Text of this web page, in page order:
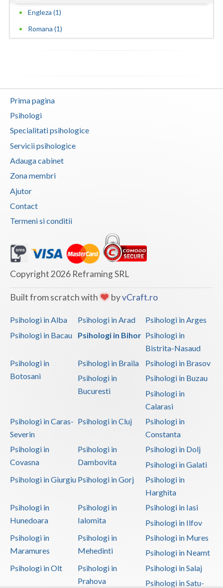
Engleza (1)
Romana (1)
Prima pagina
Psihologi
Specialitati psihologice
Servicii psihologice
Adauga cabinet
Zona membri
Ajutor
Contact
Termeni si conditii
Copyright 2026 Reframing SRL
Built from scratch with byvCraft.ro
Psihologi in Alba Psihologi in Arad
Psihologi in Arges
Psihologi in Bacau
Psihologi in Bihor Psihologi in
Bistrita-Nasaud
Psihologi in
Botosani
Psihologi in Braila
Psihologi in Brasov
Psihologi in
Bucuresti
Psihologi in Buzau
Psihologi in
Calarasi
Psihologi in Caras-
Severin
Psihologi in Cluj
Psihologi in
Constanta
Psihologi in
Covasna
Psihologi in
Dambovita
Psihologi in Dolj
Psihologi in Galati
Psihologi in Giurgiu Psihologi in Gorj
Psihologi in
Harghita
Psihologi in
Hunedoara
Psihologi in
Ialomita
Psihologi in Iasi
Psihologi in Ilfov
Psihologi in
Maramures
Psihologi in
Mehedinti
Psihologi in Mures
Psihologi in Neamt
Psihologi in Olt
Psihologi in
Prahova
Psihologi in Salaj
Psihologi in Satu-